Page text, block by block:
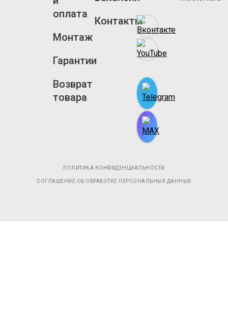
оплата
Монтаж
Гарантии
Возврат
товара
Контакты
ПОЛИТИКА КОНФИДЕНЦИАЛЬНОСТИ
СОГЛАШЕНИЕ ОБ ОБРАБОТКЕ ПЕРСОНАЛЬНЫХ ДАННЫХ